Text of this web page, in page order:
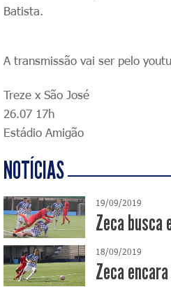
Batista.
A transmissão vai ser pelo
Treze x São José
26.07 17h
Estádio Amigão
NOTÍCIAS
19/09/2019
Zeca busca
18/09/2019
Zeca